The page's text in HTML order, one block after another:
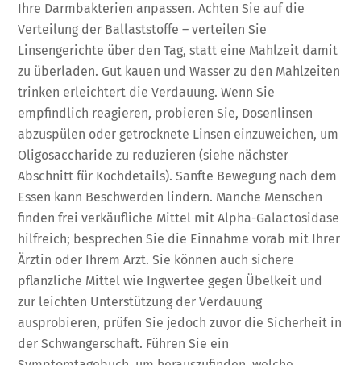
Ihre Darmbakterien anpassen. Achten Sie auf die
Verteilung der Ballaststoffe – verteilen Sie
Linsengerichte über den Tag, statt eine Mahlzeit damit
zu überladen. Gut kauen und Wasser zu den Mahlzeiten
trinken erleichtert die Verdauung. Wenn Sie
empfindlich reagieren, probieren Sie, Dosenlinsen
abzuspülen oder getrocknete Linsen einzuweichen, um
Oligosaccharide zu reduzieren (siehe nächster
Abschnitt für Kochdetails). Sanfte Bewegung nach dem
Essen kann Beschwerden lindern. Manche Menschen
finden frei verkäufliche Mittel mit Alpha-Galactosidase
hilfreich; besprechen Sie die Einnahme vorab mit Ihrer
Ärztin oder Ihrem Arzt. Sie können auch sichere
pflanzliche Mittel wie Ingwertee gegen Übelkeit und
zur leichten Unterstützung der Verdauung
ausprobieren, prüfen Sie jedoch zuvor die Sicherheit in
der Schwangerschaft. Führen Sie ein